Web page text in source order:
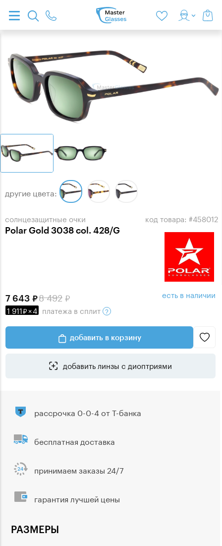
солнцезащитные очки
Polar Gold 3038 col. 428/G
код товара: #458012
другие цвета:
8 492
7 643
1 911 ×4 платежа в сплит
есть в наличии
добавить в корзину
добавить линзы с диоптриями
РАЗМЕРЫ
рассрочка 0-0-4 от Т-банка
бесплатная доставка
принимаем заказы 24/7
гарантия лучшей цены